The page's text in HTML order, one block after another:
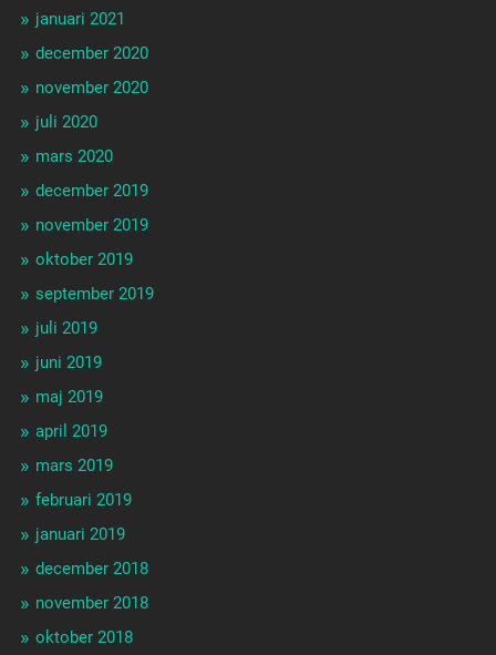
januari 2021
december 2020
november 2020
juli 2020
mars 2020
december 2019
november 2019
oktober 2019
september 2019
juli 2019
juni 2019
maj 2019
april 2019
mars 2019
februari 2019
januari 2019
december 2018
november 2018
oktober 2018